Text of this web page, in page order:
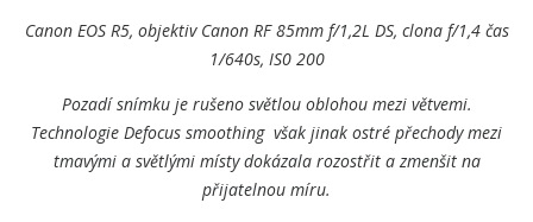
Canon EOS R5, objektiv Canon RF 85mm f/1,2L DS, clona f/1,4 čas
1/640s, IS0 200
Pozadí snímku je rušeno světlou oblohou mezi větvemi.
Technologie Defocus smoothing však jinak ostré přechody mezi
tmavými a světlými místy dokázala rozostřit a zmenšit na
přijatelnou míru.